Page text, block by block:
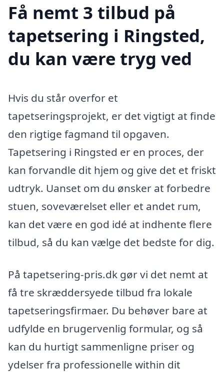
Få nemt 3 tilbud på
tapetsering i Ringsted,
du kan være tryg ved
Hvis du står overfor et
tapetseringsprojekt, er det vigtigt at finde
den rigtige fagmand til opgaven.
Tapetsering i Ringsted er en proces, der
kan forvandle dit hjem og give det et friskt
udtryk. Uanset om du ønsker at forbedre
stuen, soveværelset eller et andet rum,
kan det være en god idé at indhente flere
tilbud, så du kan vælge det bedste for dig.
På tapetsering-pris.dk gør vi det nemt at
få tre skræddersyede tilbud fra lokale
tapetseringsfirmaer. Du behøver bare at
udfylde en brugervenlig formular, og så
kan du hurtigt sammenligne priser og
ydelser fra professionelle within dit